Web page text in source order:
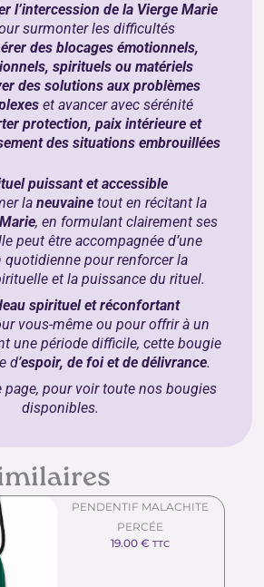
l’intercession de la Vierge Marie
surmonter les difficultés
des blocages émotionnels,
spirituels ou matériels
des solutions aux problèmes
et avancer avec sérénité
protection, paix intérieure et
des situations embrouillées
puissant et accessible
laneuvaine tout en récitant la
Marie, en formulant clairement ses
peut être accompagnée d’une
pour renforcer la
et la puissance du rituel.
spirituel et réconfortant
vous-même ou pour offrir à un
une période difficile, cette bougie
d’espoir, de foi et de délivrance.
page, pour voir toute nos bougies
disponibles.
PENDENTIF MALACHITE
PERCÉE
19.00€ TTC